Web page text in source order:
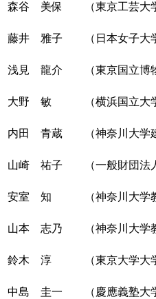
森谷 美保 （東京工芸大
藤井 雅子 （日本女子大
浅見 龍介 （東京国立博
大野 敏 （横浜国立大
内田 青蔵 （神奈川大学
山崎 祐子 （一般財団法
安室 知 （神奈川大学
山本 志乃 （神奈川大学
鈴木 淳 （東京大学大
中島 圭一 （慶應義塾大